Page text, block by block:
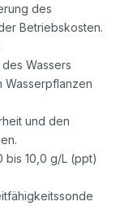
des
Betriebskosten.
Wassers
Wasserpflanzen
und den
bis 10,0 g/L (ppt)